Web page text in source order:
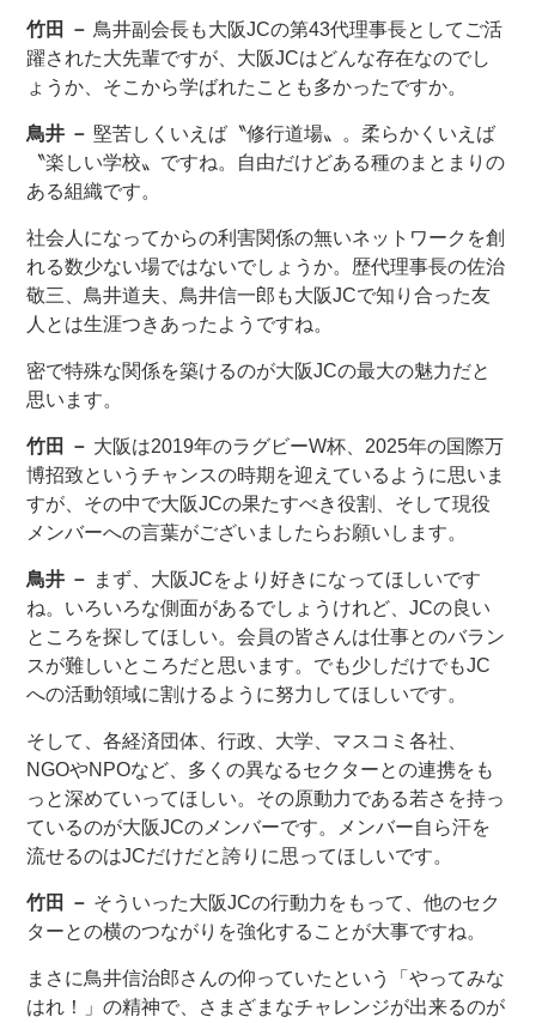
竹田 － 鳥井副会長も大阪JCの第43代理事長としてご活
躍された大先輩ですが、大阪JCはどんな存在なのでし
ょうか、そこから学ばれたことも多かったですか。
鳥井 － 堅苦しくいえば〝修行道場〟。柔らかくいえば
〝楽しい学校〟ですね。自由だけどある種のまとまりの
ある組織です。
社会人になってからの利害関係の無いネットワークを創
れる数少ない場ではないでしょうか。歴代理事長の佐治
敬三、鳥井道夫、鳥井信一郎も大阪JCで知り合った友
人とは生涯つきあったようですね。
密で特殊な関係を築けるのが大阪JCの最大の魅力だと
思います。
竹田 － 大阪は2019年のラグビーW杯、2025年の国際万
博招致というチャンスの時期を迎えているように思いま
すが、その中で大阪JCの果たすべき役割、そして現役
メンバーへの言葉がございましたらお願いします。
鳥井 － まず、大阪JCをより好きになってほしいです
ね。いろいろな側面があるでしょうけれど、JCの良い
ところを探してほしい。会員の皆さんは仕事とのバラン
スが難しいところだと思います。でも少しだけでもJC
への活動領域に割けるように努力してほしいです。
そして、各経済団体、行政、大学、マスコミ各社、
NGOやNPOなど、多くの異なるセクターとの連携をも
っと深めていってほしい。その原動力である若さを持っ
ているのが大阪JCのメンバーです。メンバー自ら汗を
流せるのはJCだけだと誇りに思ってほしいです。
竹田 － そういった大阪JCの行動力をもって、他のセク
ターとの横のつながりを強化することが大事ですね。
まさに鳥井信治郎さんの仰っていたという「やってみな
はれ！」の精神で、さまざまなチャレンジが出来るのが